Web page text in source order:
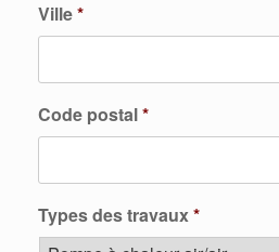
Ville*
Code postal*
Types des travaux*